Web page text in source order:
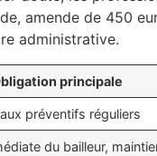
amende de 450
administrative.
principale
préventifs réguliers
du bailleur,